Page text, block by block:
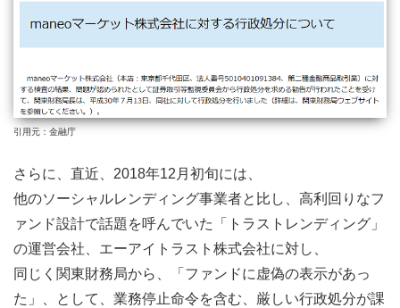
引用元：金融庁
さらに、直近、2018年12月初旬には、
他のソーシャルレンディング事業者と比し、高利回りなフ
ァンド設計で話題を呼んでいた「トラストレンディング」
の運営会社、エーアイトラスト株式会社に対し、
同じく関東財務局から、「ファンドに虚偽の表示があっ
た」、として、業務停止命令を含む、厳しい行政処分が課